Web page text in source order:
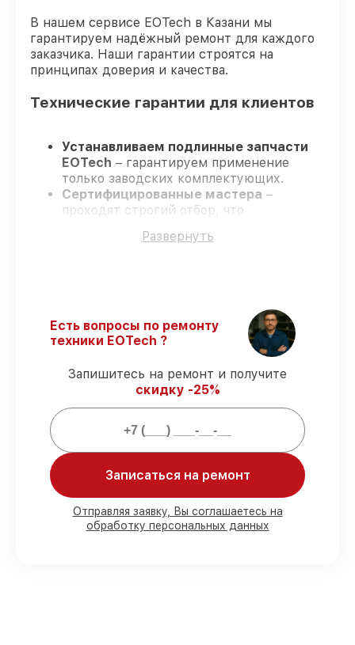
В нашем сервисе EOTech в Казани мы
гарантируем надёжный ремонт для каждого
заказчика. Наши гарантии строятся на
принципах доверия и качества.
Технические гарантии для клиентов
Устанавливаем подлинные запчасти
EOTech – гарантируем применение
только заводских комплектующих.
Сертифицированные мастера –
проходят строгий отбор, что
профессионализма.
ремонтные услуги и комплектующие
защищены сервисной гарантией.
Мы гарантируем:
заказов закрываем в вашем
90%
деталей EOTech имеются на складе
в Казани, остальные доступны для
Подлинные запчасти EOTech и
надёжные аналоги– для разного
Развернуть
Есть вопросы по ремонту
техники EOTech ?
Запишитесь на ремонт и получите
скидку -25%
Записаться на ремонт
Отправляя заявку, Вы соглашаетесь на
обработку персональных данных